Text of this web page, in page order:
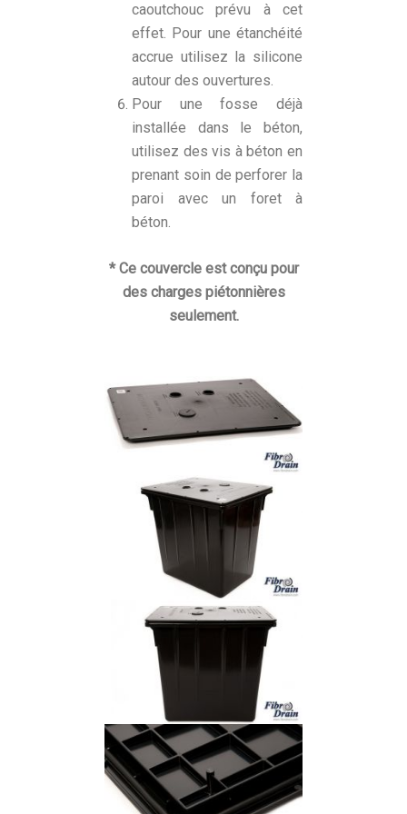
caoutchouc prévu à cet
effet. Pour une étanchéité
accrue utilisez la silicone
autour des ouvertures.
Pour une fosse déjà
installée dans le béton,
utilisez des vis à béton en
prenant soin de perforer la
paroi avec un foret à
béton.
* Ce couvercle est conçu pour
des charges piétonnières
seulement.